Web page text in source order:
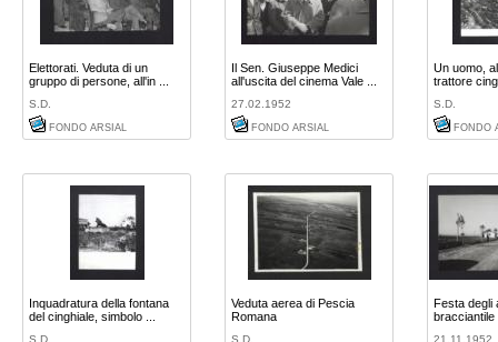
Elettorati. Veduta di un
gruppo di persone, all'in ...
S.D.
FONDO ARSIAL
Il Sen. Giuseppe Medici
all'uscita del cinema Vale ...
27.02.1952
FONDO ARSIAL
Un uomo,
trattore
S.D.
FONDO
Inquadratura della fontana
del cinghiale, simbolo ...
S.D.
Veduta aerea di Pescia
Romana
S.D.
Festa degli
bracciantile
21.11.1952